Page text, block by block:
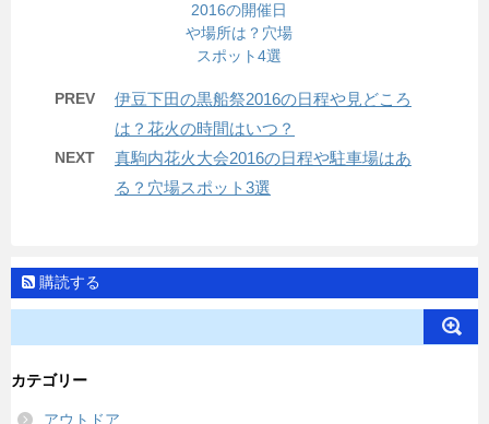
2016の開催日
や場所は？穴場
スポット4選
PREV
伊豆下田の黒船祭2016の日程や見どころ
は？花火の時間はいつ？
NEXT
真駒内花火大会2016の日程や駐車場はあ
る？穴場スポット3選
購読する
カテゴリー
アウトドア